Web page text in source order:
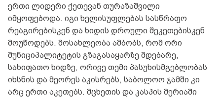
ერთი ლიდერი ქეთევან თურაზაშვილი
იმყოფებოდა. იგი ხელისუფლებას სასწრაფო
რეაგირებისკენ და ხიდის დროული შეკეთებისკენ
მოუწოდებს. მოსახლეობა ამბობს, რომ ორი
მუნიციპალიტეტის გზაგასაყარზე მდებარე,
სახიფათო ხიდზე, ორივე თემი პასუხისმგებლობას
იხსნის და მეორეს აკისრებს, საბოლოო ჯამში კი
არც ერთი აკეთებს. მცხეთის და კასპის მერიაში